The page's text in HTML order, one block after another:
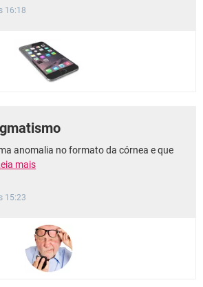
16:18
anomalia no formato da córnea e que
mais
15:23